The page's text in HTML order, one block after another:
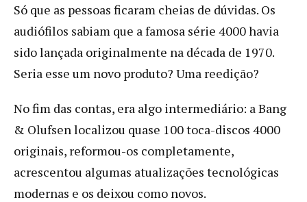
Só que as pessoas ficaram cheias de dúvidas. Os
audiófilos sabiam que a famosa série 4000 havia
sido lançada originalmente na década de 1970.
Seria esse um novo produto? Uma reedição?
No fim das contas, era algo intermediário: a Bang
& Olufsen localizou quase 100 toca-discos 4000
originais, reformou-os completamente,
acrescentou algumas atualizações tecnológicas
modernas e os deixou como novos.